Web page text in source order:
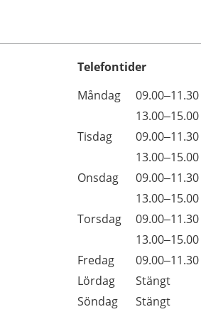
Telefontider
Dag
Öppettider
Kommentarer
Måndag
09.00–11.30
13.00–15.00
Tisdag
09.00–11.30
13.00–15.00
Onsdag
09.00–11.30
13.00–15.00
Torsdag
09.00–11.30
13.00–15.00
Fredag
09.00–11.30
Lördag
Stängt
Söndag
Stängt